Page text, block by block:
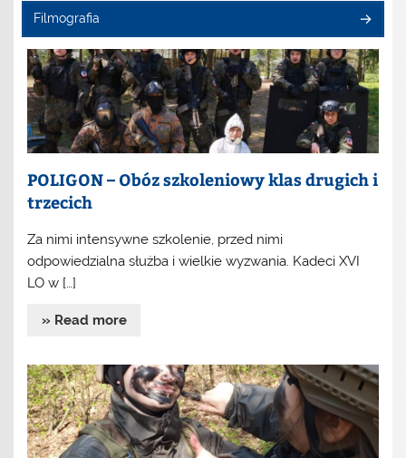
Filmografia
POLIGON – Obóz szkoleniowy klas drugich i
trzecich
Za nimi intensywne szkolenie, przed nimi
odpowiedzialna służba i wielkie wyzwania. Kadeci XVI
LO w […]
» Read more